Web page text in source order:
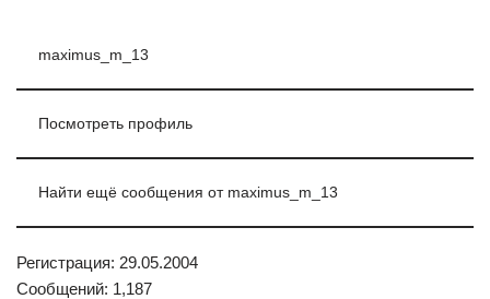
maximus_m_13
Посмотреть профиль
Найти ещё сообщения от maximus_m_13
Регистрация: 29.05.2004
Сообщений: 1,187